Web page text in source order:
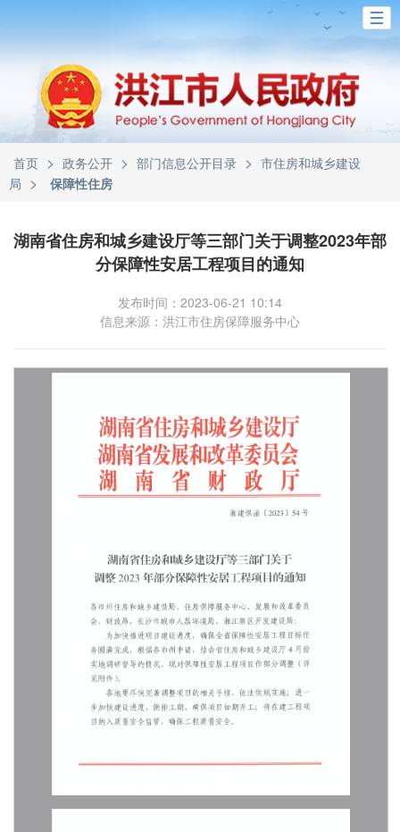
首页 > 政务公开 > 部门信息公开目录 > 市住房和城乡建设
局 > 保障性住房
湖南省住房和城乡建设厅等三部门关于调整2023年部
分保障性安居工程项目的通知
发布时间：2023-06-21 10:14
信息来源：洪江市住房保障服务中心